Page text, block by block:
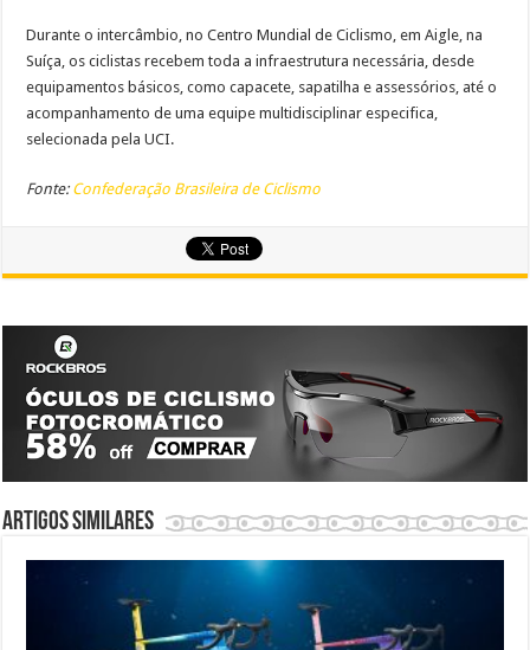
Durante o intercâmbio, no Centro Mundial de Ciclismo, em Aigle, na
Suíça, os ciclistas recebem toda a infraestrutura necessária, desde
equipamentos básicos, como capacete, sapatilha e assessórios, até o
acompanhamento de uma equipe multidisciplinar especifica,
selecionada pela UCI.
Fonte: Confederação Brasileira de Ciclismo
Artigos similares